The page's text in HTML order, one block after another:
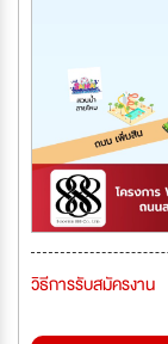
วิธีการรับสมัครงาน